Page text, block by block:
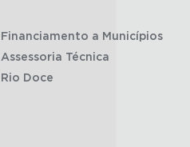
Financiamento a Municípios
Assessoria Técnica
Rio Doce